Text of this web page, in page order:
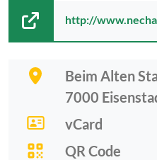
Beim Alten
7000
vCard
QR Code
http://